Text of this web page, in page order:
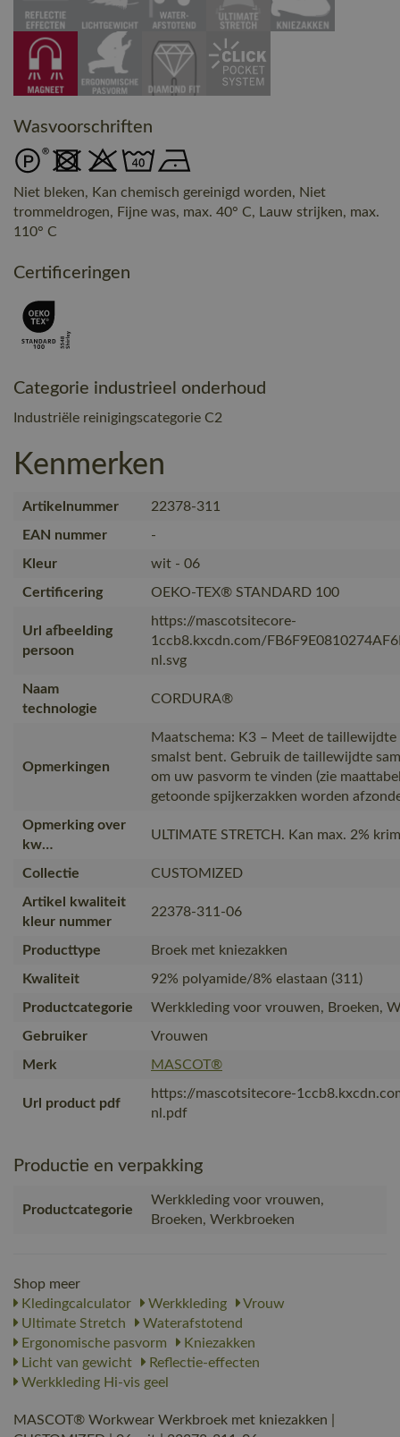
Wasvoorschriften
Niet bleken, Kan chemisch gereinigd worden, Niet
trommeldrogen, Fijne was, max. 40° C, Lauw strijken, max.
110° C
Certificeringen
Categorie industrieel onderhoud
Industriële reinigingscategorie C2
Kenmerken
Artikelnummer
22378-311
EAN nummer
-
Kleur
wit - 06
Certificering
OEKO-TEX® STANDARD 100
Url afbeelding
persoon
https://mascotsitecore-
1ccb8.kxcdn.com/
nl.svg
Naam
technologie
CORDURA®
Opmerkingen
Maatschema: K3 – Meet de taillewijdte
smalst bent. Gebruik de taillewijdte
om uw pasvorm te vinden (zie
getoonde spijkerzakken worden
Opmerking over
kw…
ULTIMATE STRETCH. Kan max. 2%
Collectie
CUSTOMIZED
Artikel kwaliteit
kleur nummer
22378-311-06
Producttype
Broek met kniezakken
Kwaliteit
92% polyamide/8% elastaan (311)
Productcategorie
Werkkleding voor vrouwen, Broeken,
Gebruiker
Vrouwen
Merk
MASCOT®
Url product pdf
https://mascotsitecore-
nl.pdf
Productie en verpakking
Productcategorie
Werkkleding voor vrouwen,
Broeken, Werkbroeken
Shop meer
Kledingcalculator
Werkkleding
Vrouw
Ultimate Stretch
Waterafstotend
Ergonomische pasvorm
Kniezakken
Licht van gewicht
Reflectie-effecten
Werkkleding Hi-vis geel
MASCOT® Workwear Werkbroek met kniezakken |